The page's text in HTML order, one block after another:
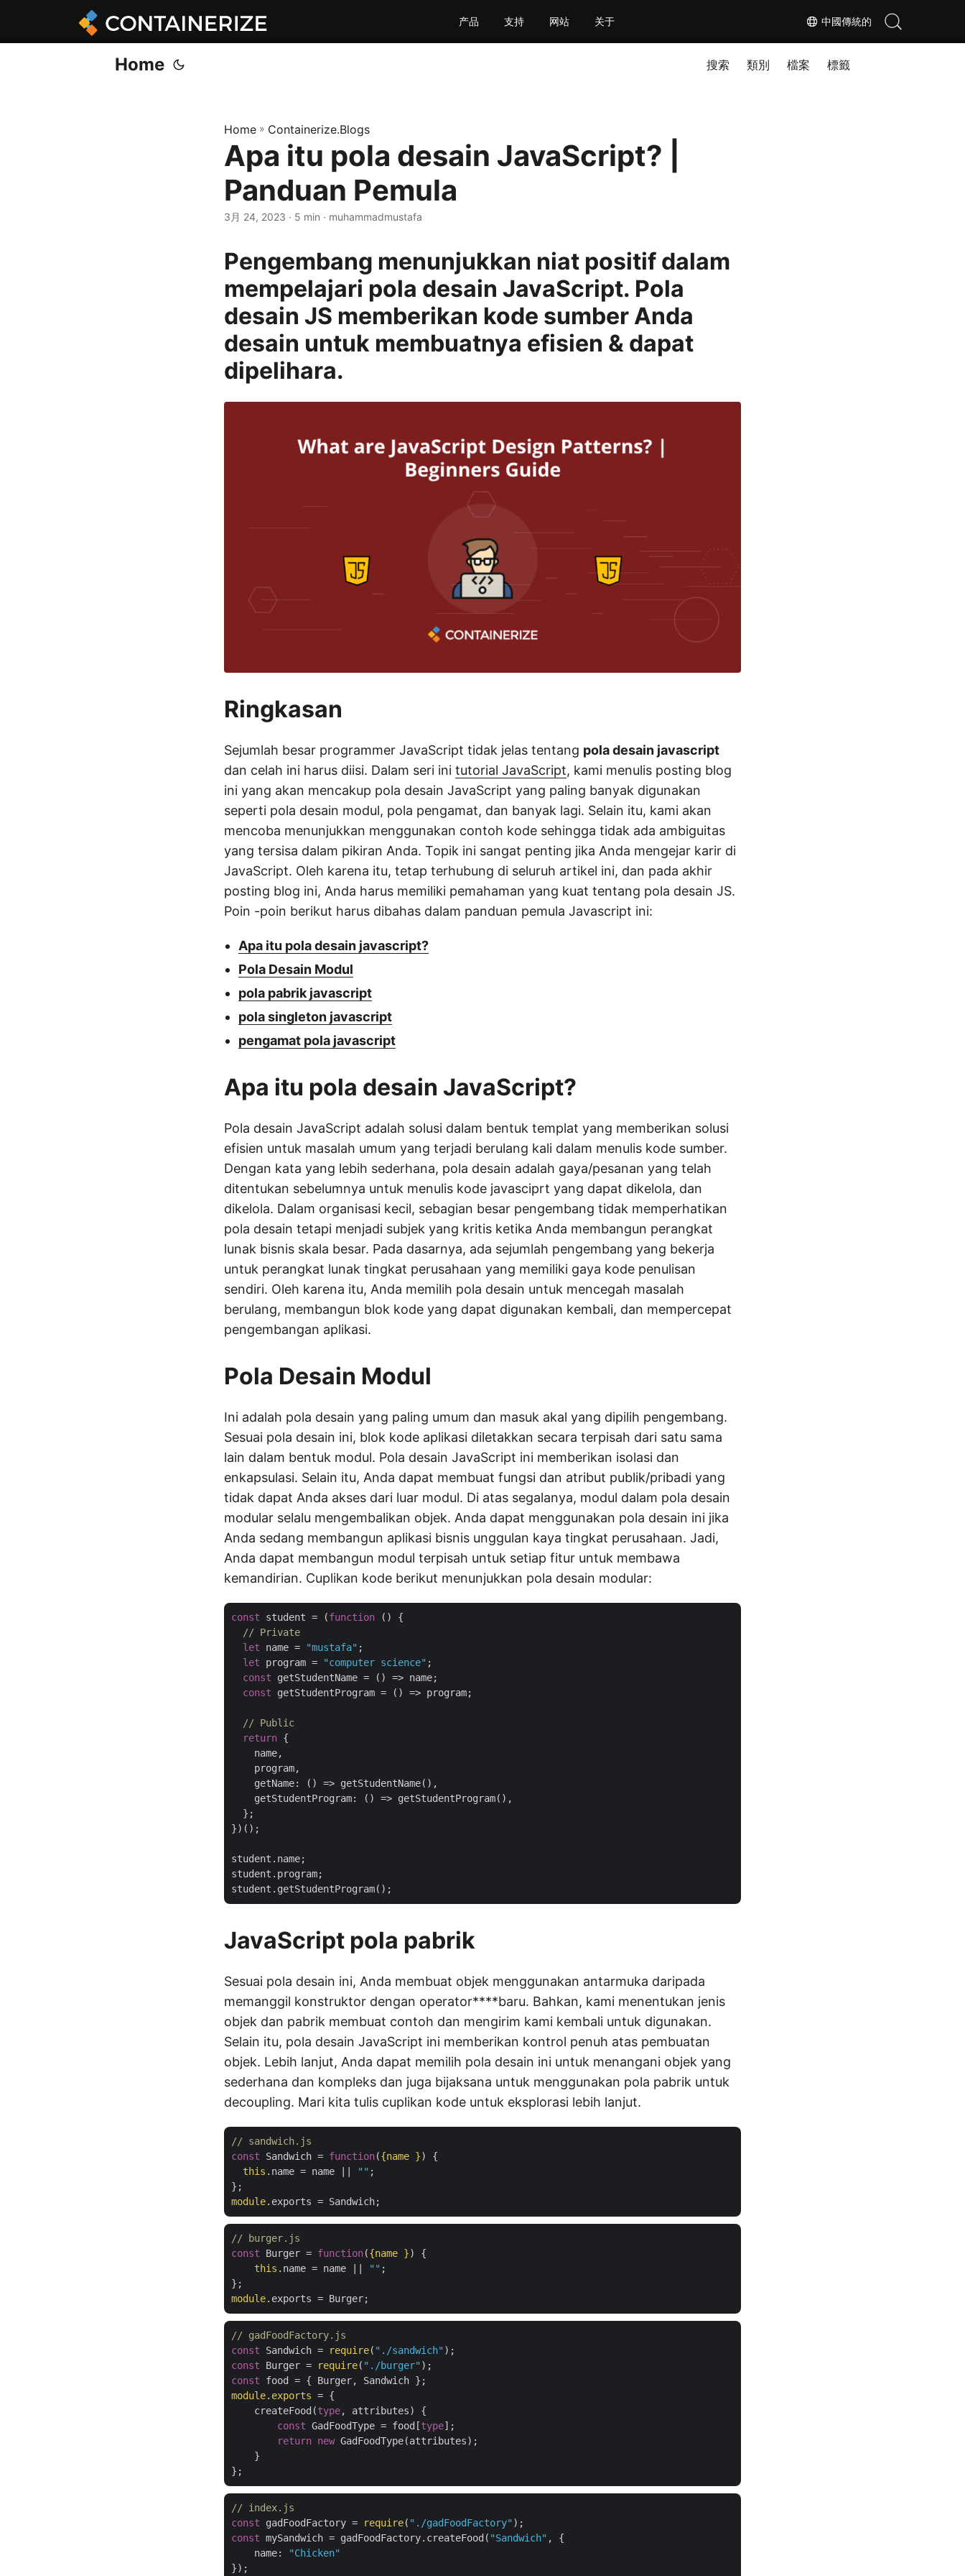
中國傳統的
产品 支持 网站 关于
Home 搜索 類別 檔案 標籤
Home » Containerize.Blogs
Apa itu pola desain JavaScript? |
Panduan Pemula
3月 24, 2023 · 5 min · muhammadmustafa
Pengembang menunjukkan niat positif dalam
mempelajari pola desain JavaScript. Pola
desain JS memberikan kode sumber Anda
desain untuk membuatnya efisien & dapat
dipelihara.
Ringkasan
Sejumlah besar programmer JavaScript tidak jelas tentang pola desain javascript
dan celah ini harus diisi. Dalam seri ini tutorial JavaScript, kami menulis posting blog
ini yang akan mencakup pola desain JavaScript yang paling banyak digunakan
seperti pola desain modul, pola pengamat, dan banyak lagi. Selain itu, kami akan
mencoba menunjukkan menggunakan contoh kode sehingga tidak ada ambiguitas
yang tersisa dalam pikiran Anda. Topik ini sangat penting jika Anda mengejar karir di
JavaScript. Oleh karena itu, tetap terhubung di seluruh artikel ini, dan pada akhir
posting blog ini, Anda harus memiliki pemahaman yang kuat tentang pola desain JS.
Poin -poin berikut harus dibahas dalam panduan pemula Javascript ini:
Apa itu pola desain javascript?
Pola Desain Modul
pola pabrik javascript
pola singleton javascript
pengamat pola javascript
Apa itu pola desain JavaScript?
Pola desain JavaScript adalah solusi dalam bentuk templat yang memberikan solusi
efisien untuk masalah umum yang terjadi berulang kali dalam menulis kode sumber.
Dengan kata yang lebih sederhana, pola desain adalah gaya/pesanan yang telah
ditentukan sebelumnya untuk menulis kode javasciprt yang dapat dikelola, dan
dikelola. Dalam organisasi kecil, sebagian besar pengembang tidak memperhatikan
pola desain tetapi menjadi subjek yang kritis ketika Anda membangun perangkat
lunak bisnis skala besar. Pada dasarnya, ada sejumlah pengembang yang bekerja
untuk perangkat lunak tingkat perusahaan yang memiliki gaya kode penulisan
sendiri. Oleh karena itu, Anda memilih pola desain untuk mencegah masalah
berulang, membangun blok kode yang dapat digunakan kembali, dan mempercepat
pengembangan aplikasi.
Pola Desain Modul
Ini adalah pola desain yang paling umum dan masuk akal yang dipilih pengembang.
Sesuai pola desain ini, blok kode aplikasi diletakkan secara terpisah dari satu sama
lain dalam bentuk modul. Pola desain JavaScript ini memberikan isolasi dan
enkapsulasi. Selain itu, Anda dapat membuat fungsi dan atribut publik/pribadi yang
tidak dapat Anda akses dari luar modul. Di atas segalanya, modul dalam pola desain
modular selalu mengembalikan objek. Anda dapat menggunakan pola desain ini jika
Anda sedang membangun aplikasi bisnis unggulan kaya tingkat perusahaan. Jadi,
Anda dapat membangun modul terpisah untuk setiap fitur untuk membawa
kemandirian. Cuplikan kode berikut menunjukkan pola desain modular:
const student = (function ( ) {
// Private
let name = "mustafa" ;
let program = "computer science" ;
const getStudentName = () => name;
const getStudentProgram = () => program;
// Public
return {
    name,
    program,
getName: () => getStudentName(),
getStudentProgram: () => getStudentProgram(),
  };
})();
student.name;
student.program;
JavaScript pola pabrik
Sesuai pola desain ini, Anda membuat objek menggunakan antarmuka daripada
memanggil konstruktor dengan operator****baru. Bahkan, kami menentukan jenis
objek dan pabrik membuat contoh dan mengirim kami kembali untuk digunakan.
Selain itu, pola desain JavaScript ini memberikan kontrol penuh atas pembuatan
objek. Lebih lanjut, Anda dapat memilih pola desain ini untuk menangani objek yang
sederhana dan kompleks dan juga bijaksana untuk menggunakan pola pabrik untuk
decoupling. Mari kita tulis cuplikan kode untuk eksplorasi lebih lanjut.
// sandwich.js
const Sandwich = function({name }) {
this .name = name || "" ;
module
// burger.js
const Burger = function({name }) {
this .name = name || "" ;
module
// gadFoodFactory.js
const Sandwich = require( "./sandwich"
const Burger = require( "./burger"
const
module. exports = {
    createFood(
type, attributes) {
const GadFoodType = food[type];
return new GadFoodType(attributes);
    }
// index.js
const gadFoodFactory = require( "./gadFoodFactory"
const mySandwich = gadFoodFactory.createFood( "Sandwich" , {
name:
"Chicken"